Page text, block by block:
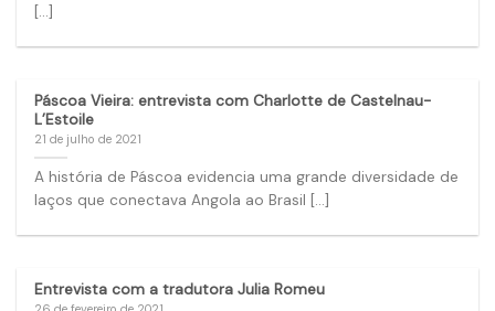
[...]
Páscoa Vieira: entrevista com Charlotte de Castelnau-
L’Estoile
21 de julho de 2021
A história de Páscoa evidencia uma grande diversidade de
laços que conectava Angola ao Brasil [...]
Entrevista com a tradutora Julia Romeu